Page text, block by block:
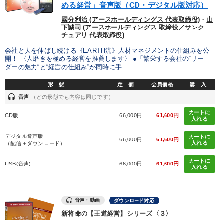
める経営」音声版（CD・デジタル版対応）
國分利治 (アースホールディングス 代表取締役) ・ 山
下誠司 (アースホールディングス 取締役／サンク
チュアリ 代表取締役)
会社と人を伸ばし続ける《EARTH流》人材マネジメントの仕組みを公
開！ 〈人磨きを極める経営を推薦します〉 ●「繁栄する会社の“リー
ダーの魅力“と“経営の仕組み”が同時に手...
形 態 定 価 会員価格 購 入
headset 音声 （どの形態でも内容は同じです）
CD版 66,000円 61,600円
カートに
入れる
デジタル音声版
（配信＋ダウンロード）
66,000円 61,600円
カートに
入れる
USB(音声) 66,000円 61,600円
カートに
入れる
音声・動画 ダウンロード対応
新将命の【王道経営】シリーズ〈３〉